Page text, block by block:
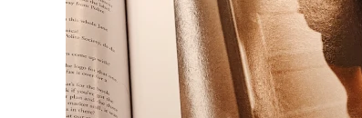
LUNA™ 4 mini
For young skin, T-zone
LUNA™ 4 go
面部提拉護理
Premium anti-aging skincare
BEAR™ 設備
UFO™ 3 mini
Red light therapy device for young skin
issa™ 4 smile
Hybrid silicone sonic toothbrush
抗老
FAQ™ 101
Clinical anti-aging
LED 護理
FAQ™ 201
LED mask
生髮 肌膚年輕化
NEW